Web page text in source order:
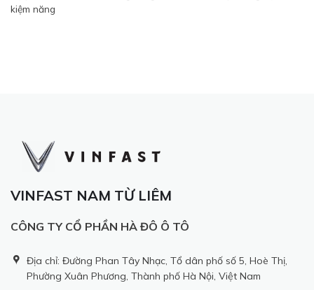
kiệm năng
VINFAST NAM TỪ LIÊM
CÔNG TY CỔ PHẦN HÀ ĐÔ Ô TÔ
Địa chỉ: Đường Phan Tây Nhạc, Tổ dân phố số 5, Hoè Thị,
Phường Xuân Phương, Thành phố Hà Nội, Việt Nam